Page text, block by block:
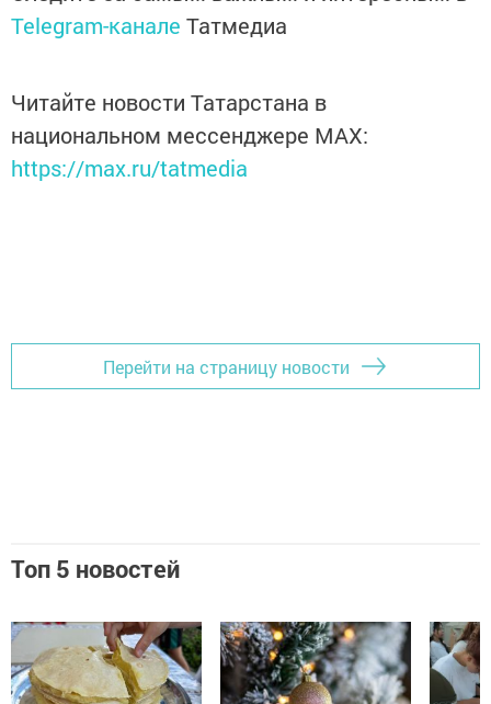
Telegram-канале Татмедиа
Читайте новости Татарстана в
национальном мессенджере MАХ:
https://max.ru/tatmedia
Перейти на страницу новости
Топ 5 новостей